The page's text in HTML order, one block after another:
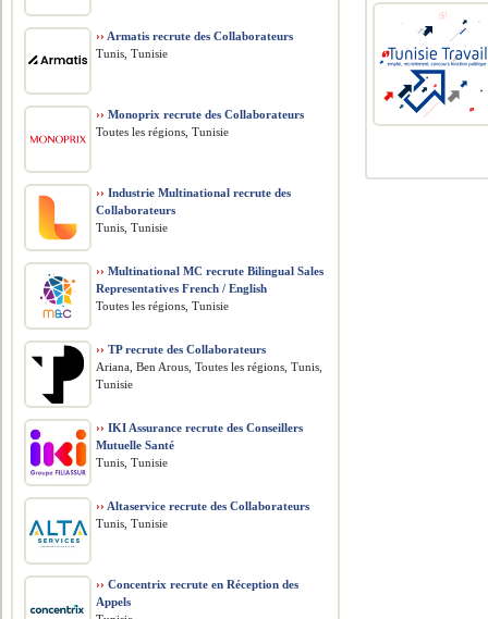
›› Armatis recrute des Collaborateurs
Tunis, Tunisie
›› Monoprix recrute des Collaborateurs
Toutes les régions, Tunisie
›› Industrie Multinational recrute des
Collaborateurs
Tunis, Tunisie
›› Multinational MC recrute Bilingual Sales
Representatives French / English
Toutes les régions, Tunisie
›› TP recrute des Collaborateurs
Ariana, Ben Arous, Toutes les régions, Tunis,
Tunisie
›› IKI Assurance recrute des Conseillers
Mutuelle Santé
Tunis, Tunisie
›› Altaservice recrute des Collaborateurs
Tunis, Tunisie
›› Concentrix recrute en Réception des
Appels